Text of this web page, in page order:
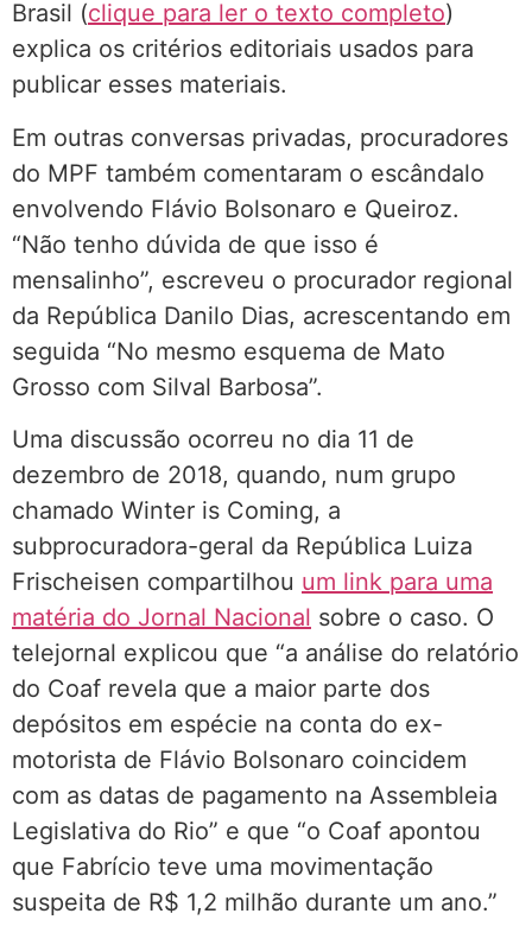
Brasil (clique para ler o texto completo)
explica os critérios editoriais usados para
publicar esses materiais.
Em outras conversas privadas, procuradores
do MPF também comentaram o escândalo
envolvendo Flávio Bolsonaro e Queiroz.
“Não tenho dúvida de que isso é
mensalinho”, escreveu o procurador regional
da República Danilo Dias, acrescentando em
seguida “No mesmo esquema de Mato
Grosso com Silval Barbosa”.
Uma discussão ocorreu no dia 11 de
dezembro de 2018, quando, num grupo
chamado Winter is Coming, a
subprocuradora-geral da República Luiza
Frischeisen compartilhou um link para uma
matéria do Jornal Nacional sobre o caso. O
telejornal explicou que “a análise do relatório
do Coaf revela que a maior parte dos
depósitos em espécie na conta do ex-
motorista de Flávio Bolsonaro coincidem
com as datas de pagamento na Assembleia
Legislativa do Rio” e que “o Coaf apontou
que Fabrício teve uma movimentação
suspeita de R$ 1,2 milhão durante um ano.”